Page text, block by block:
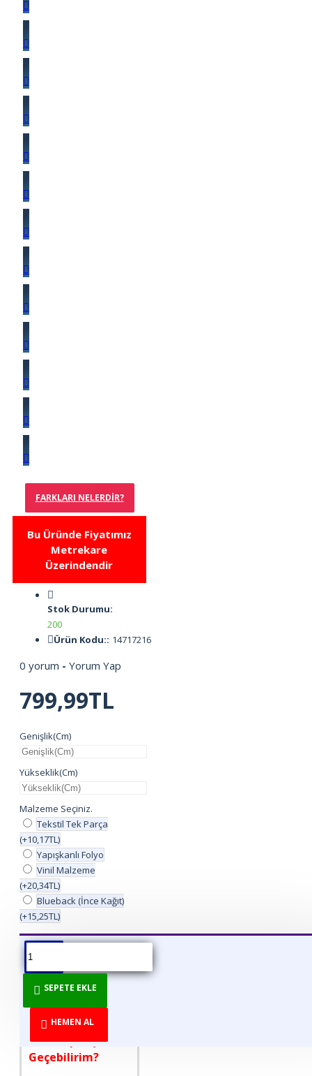
FARKLARI NELERDIR?
Bu Üründe Fiyatımız
Metrekare
Üzerindendir
Stok Durumu:
200
Ürün Kodu:: 14717216
0 yorum - Yorum Yap
799,99TL
Genişlik(Cm)
Yükseklik(Cm)
Malzeme Seçiniz.
Tekstil Tek Parça
(+10,17TL)
Yapışkanlı Folyo
Vinil Malzeme
(+20,34TL)
Blueback (İnce Kağıt)
(+15,25TL)
SEPETE EKLE
HEMEN AL
ÜRÜN BILGISI ÜRÜN YORUMLARI
DİREKT ÜRETİCİDEN
TÜKETİCİYE!
Nasıl Sipariş
Geçebilirim?